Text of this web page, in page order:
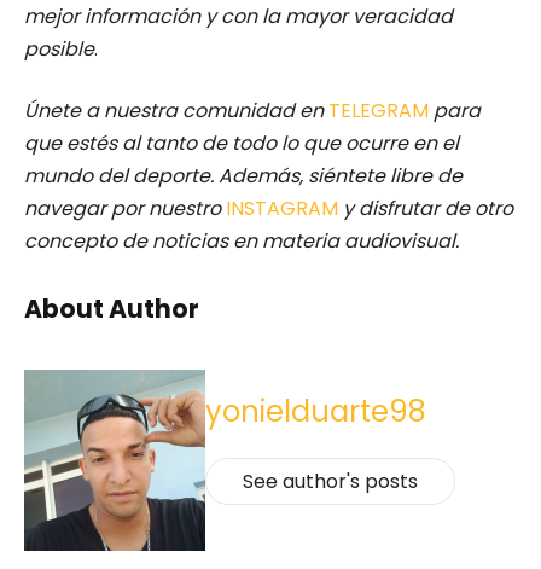
mejor información y con la mayor veracidad
posible.
Únete a nuestra comunidad enTELEGRAM para
que estés al tanto de todo lo que ocurre en el
mundo del deporte. Además, siéntete libre de
navegar por nuestro INSTAGRAM y disfrutar de otro
concepto de noticias en materia audiovisual.
About Author
yonielduarte98
See author's posts